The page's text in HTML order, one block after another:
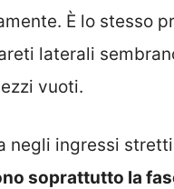
È lo stesso
laterali
vuoti.
negli ingressi
soprattutto la